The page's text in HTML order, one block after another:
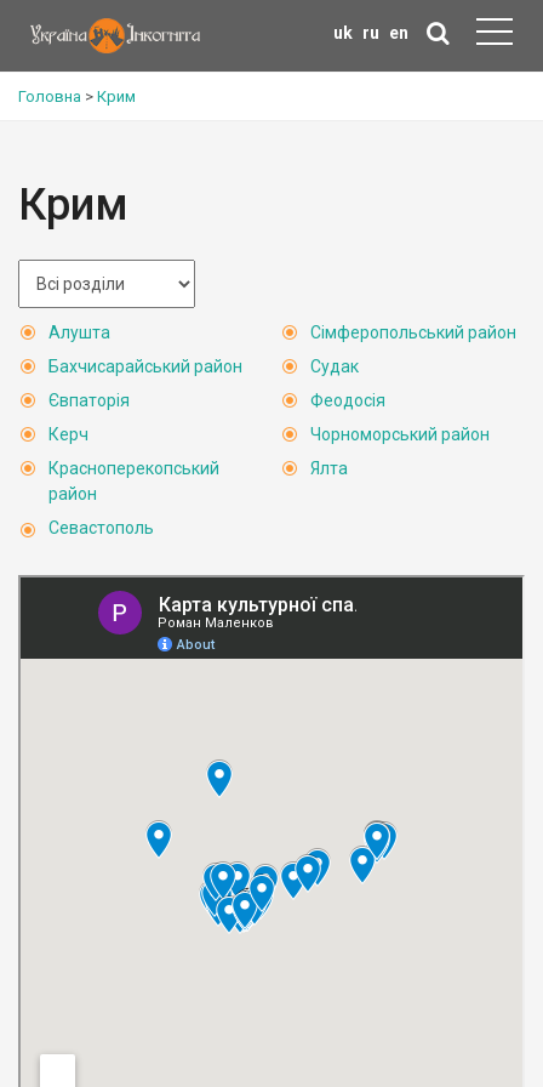
uk ru en
Головна > Крим
Крим
Алушта
Бахчисарайський район
Євпаторія
Керч
Красноперекопський
район
Севастополь
Сімферопольський район
Судак
Феодосія
Чорноморський район
Ялта